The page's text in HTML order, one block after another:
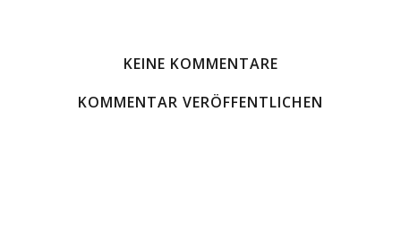
KEINE KOMMENTARE
KOMMENTAR VERÖFFENTLICHEN